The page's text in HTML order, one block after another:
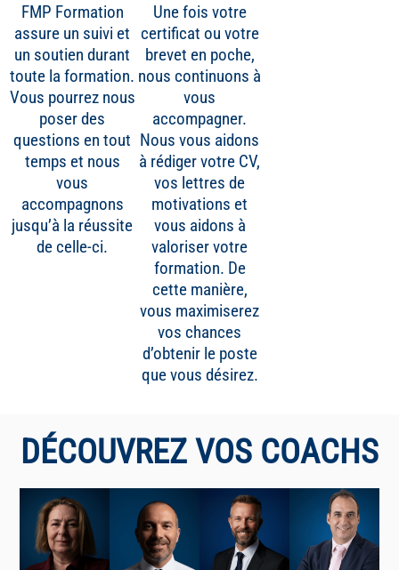
FMP Formation
assure un suivi et
un soutien durant
toute la formation.
Vous pourrez nous
poser des
questions en tout
temps et nous
vous
accompagnons
jusqu’à la réussite
de celle-ci.
Une fois votre
certificat ou votre
brevet en poche,
nous continuons à
vous
accompagner.
Nous vous aidons
à rédiger votre CV,
vos lettres de
motivations et
vous aidons à
valoriser votre
formation. De
cette manière,
vous maximiserez
vos chances
d’obtenir le poste
que vous désirez.
DÉCOUVREZ VOS COACHS